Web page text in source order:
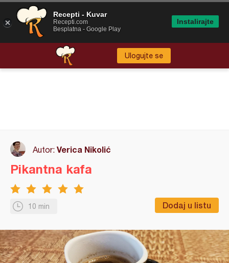
Ulogujte se
Autor: Verica Nikolić
10 min Dodaj u listu
Pikantna kafa
Recepti - Kuvar
Recepti.com
Besplatna - Google Play
Instalirajte